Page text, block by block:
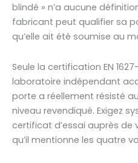
blindé » n’a aucune
fabricant peut qualifier sa
qu’elle ait été soumise au
Seule la certification EN
laboratoire indépendant
porte a réellement résisté
niveau revendiqué. Exigez
certificat d’essai auprès de
qu’il mentionne les quatre